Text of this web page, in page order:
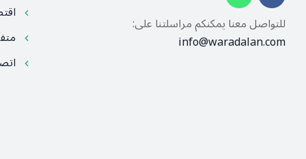
للتواصل معنا يمكنكم مراسلتنا على:
info@waradalan.com